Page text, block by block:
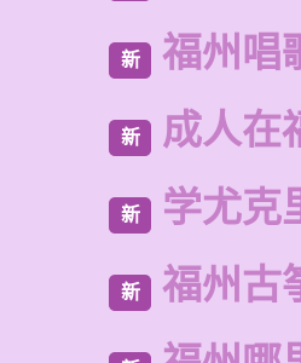
新 福州唱
新 成人在
新 学尤克
新 福州古